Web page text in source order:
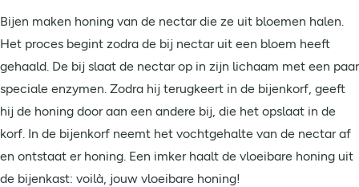
Bijen maken honing van de nectar die ze uit bloemen halen.
Het proces begint zodra de bij nectar uit een bloem heeft
gehaald. De bij slaat de nectar op in zijn lichaam met een paar
speciale enzymen. Zodra hij terugkeert in de bijenkorf, geeft
hij de honing door aan een andere bij, die het opslaat in de
korf. In de bijenkorf neemt het vochtgehalte van de nectar af
en ontstaat er honing. Een imker haalt de vloeibare honing uit
de bijenkast: voilà, jouw vloeibare honing!